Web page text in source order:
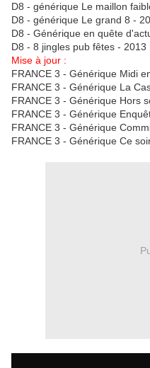
D8 - générique Le maillon
D8 - générique Le grand 8 -
D8 - Générique en quête
D8 - 8 jingles pub fêtes - 2013
Mise à jour :
FRANCE 3 - Générique Midi
FRANCE 3 - Générique La
FRANCE 3 - Générique Hors
FRANCE 3 - Générique
FRANCE 3 - Générique
FRANCE 3 - Générique Ce